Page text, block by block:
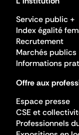
Service public +
Index égalité
Recrutement
Marchés publics
Informations
Offre aux
Espace presse
CSE et
Professionnels